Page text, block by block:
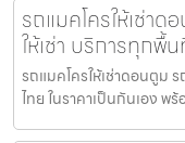
รถแมคโครให้เช่า
ให้เช่า บริการทุกพื้
รถแมคโครให้เช่าดอนตูม
ไทย ในราคาเป็นกันเอง